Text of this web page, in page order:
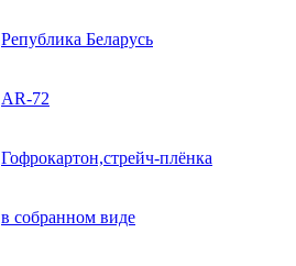
Република Беларусь
AR-72
Гофрокартон,стрейч-плёнка
в собранном виде